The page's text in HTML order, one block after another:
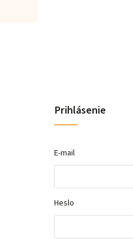
Prihlásenie
E-mail
Heslo